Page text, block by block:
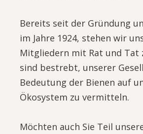
Bereits seit der Gründung
im Jahre 1924, stehen wir
Mitgliedern mit Rat und Tat
sind bestrebt, unserer
Bedeutung der Bienen auf
Ökosystem zu vermitteln.
Möchten auch Sie Teil